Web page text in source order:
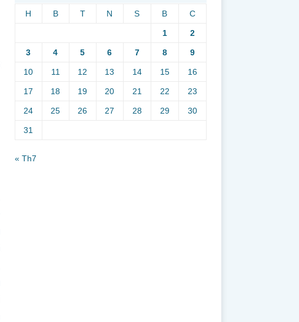
H B T N S B C
1 2
3 4 5 6 7 8 9
10 11 12 13 14 15 16
17 18 19 20 21 22 23
24 25 26 27 28 29 30
31
« Th7